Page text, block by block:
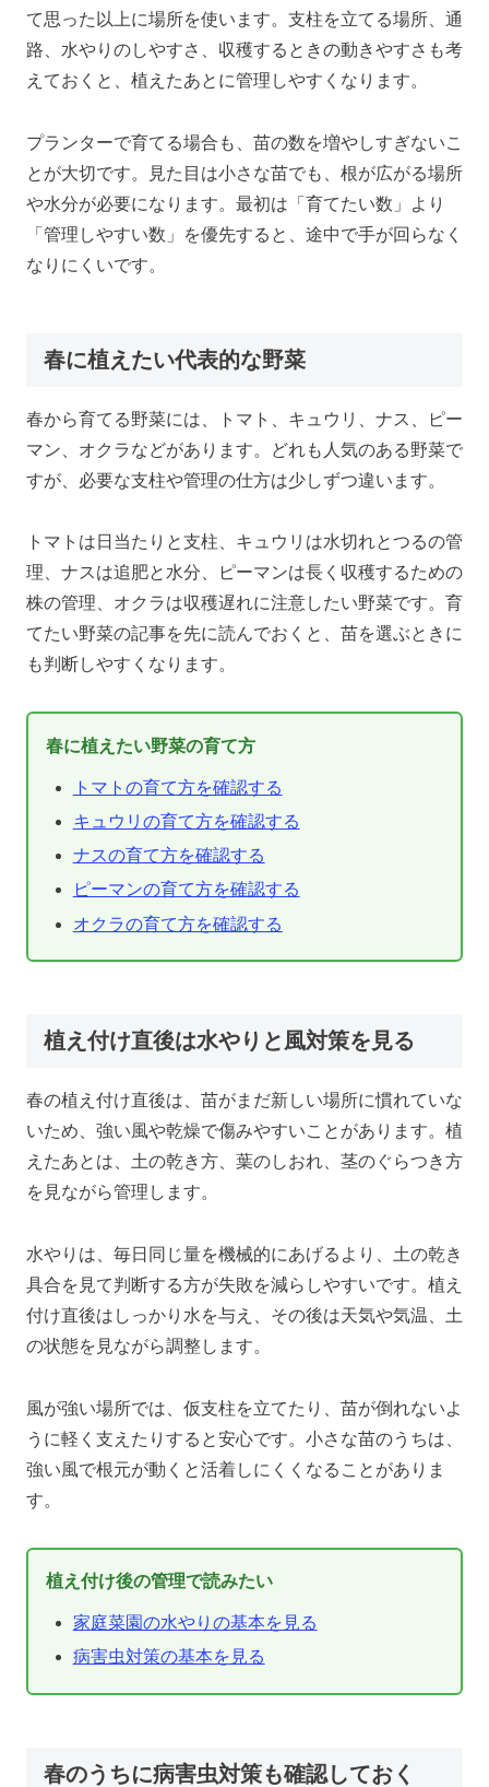
て思った以上に場所を使います。支柱を立てる場所、通
路、水やりのしやすさ、収穫するときの動きやすさも考
えておくと、植えたあとに管理しやすくなります。
プランターで育てる場合も、苗の数を増やしすぎないこ
とが大切です。見た目は小さな苗でも、根が広がる場所
や水分が必要になります。最初は「育てたい数」より
「管理しやすい数」を優先すると、途中で手が回らなく
なりにくいです。
春に植えたい代表的な野菜
春から育てる野菜には、トマト、キュウリ、ナス、ピー
マン、オクラなどがあります。どれも人気のある野菜で
すが、必要な支柱や管理の仕方は少しずつ違います。
トマトは日当たりと支柱、キュウリは水切れとつるの管
理、ナスは追肥と水分、ピーマンは長く収穫するための
株の管理、オクラは収穫遅れに注意したい野菜です。育
てたい野菜の記事を先に読んでおくと、苗を選ぶときに
も判断しやすくなります。
春に植えたい野菜の育て方
トマトの育て方を確認する
キュウリの育て方を確認する
ナスの育て方を確認する
ピーマンの育て方を確認する
オクラの育て方を確認する
植え付け直後は水やりと風対策を見る
春の植え付け直後は、苗がまだ新しい場所に慣れていな
いため、強い風や乾燥で傷みやすいことがあります。植
えたあとは、土の乾き方、葉のしおれ、茎のぐらつき方
を見ながら管理します。
水やりは、毎日同じ量を機械的にあげるより、土の乾き
具合を見て判断する方が失敗を減らしやすいです。植え
付け直後はしっかり水を与え、その後は天気や気温、土
の状態を見ながら調整します。
風が強い場所では、仮支柱を立てたり、苗が倒れないよ
うに軽く支えたりすると安心です。小さな苗のうちは、
強い風で根元が動くと活着しにくくなることがありま
す。
植え付け後の管理で読みたい
家庭菜園の水やりの基本を見る
病害虫対策の基本を見る
春のうちに病害虫対策も確認しておく